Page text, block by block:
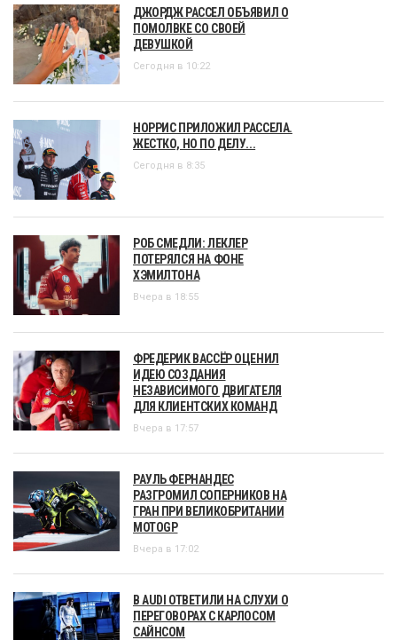
ДЖОРДЖ РАССЕЛ ОБЪЯВИЛ О
ПОМОЛВКЕ СО СВОЕЙ
ДЕВУШКОЙ
Сегодня в 10:22
НОРРИС ПРИЛОЖИЛ РАССЕЛА.
ЖЕСТКО, НО ПО ДЕЛУ...
Сегодня в 8:35
РОБ СМЕДЛИ: ЛЕКЛЕР
ПОТЕРЯЛСЯ НА ФОНЕ
ХЭМИЛТОНА
Вчера в 18:55
ФРЕДЕРИК ВАССЁР ОЦЕНИЛ
ИДЕЮ СОЗДАНИЯ
НЕЗАВИСИМОГО ДВИГАТЕЛЯ
ДЛЯ КЛИЕНТСКИХ КОМАНД
Вчера в 17:57
РАУЛЬ ФЕРНАНДЕС
РАЗГРОМИЛ СОПЕРНИКОВ НА
ГРАН ПРИ ВЕЛИКОБРИТАНИИ
MOTOGP
Вчера в 17:02
В AUDI ОТВЕТИЛИ НА СЛУХИ О
ПЕРЕГОВОРАХ С КАРЛОСОМ
САЙНСОМ